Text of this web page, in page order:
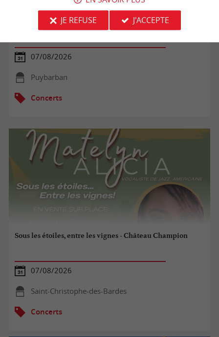
Opéra de Barie : Offenbach
07/08/2026
Puybarban
Concerts
Sous les étoiles, entre les vignes - Château Champion
07/08/2026
Saint-Christophe-des-Bardes
Concerts
JE REFUSE
J'ACCEPTE